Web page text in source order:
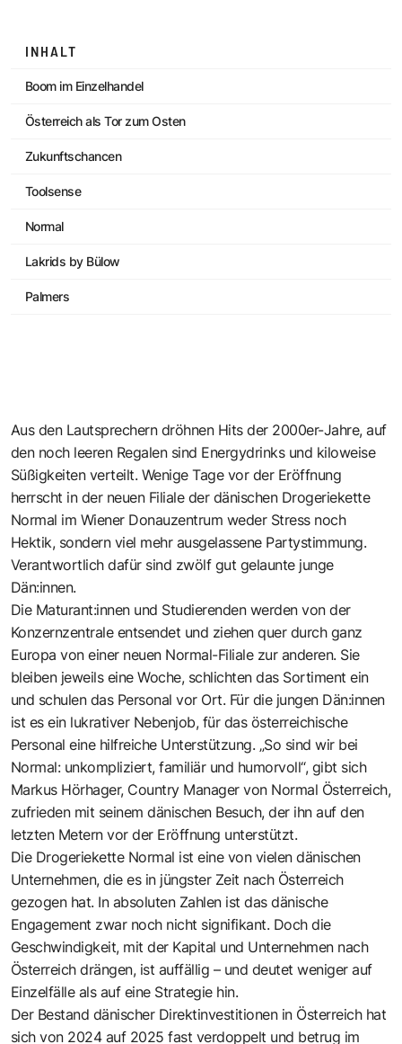
INHALT
Boom im Einzelhandel
Österreich als Tor zum Osten
Zukunftschancen
Toolsense
Normal
Lakrids by Bülow
Palmers
Aus den Lautsprechern dröhnen Hits der 2000er-Jahre, auf
den noch leeren Regalen sind Energydrinks und kiloweise
Süßigkeiten verteilt. Wenige Tage vor der Eröffnung
herrscht in der neuen Filiale der dänischen Drogeriekette
Normal im Wiener Donauzentrum weder Stress noch
Hektik, sondern viel mehr ausgelassene Partystimmung.
Verantwortlich dafür sind zwölf gut gelaunte junge
Dän:innen.
Die Maturant:innen und Studierenden werden von der
Konzernzentrale entsendet und ziehen quer durch ganz
Europa von einer neuen Normal-Filiale zur anderen. Sie
bleiben jeweils eine Woche, schlichten das Sortiment ein
und schulen das Personal vor Ort. Für die jungen Dän:innen
ist es ein lukrativer Nebenjob, für das österreichische
Personal eine hilfreiche Unterstützung. „So sind wir bei
Normal: unkompliziert, familiär und humorvoll“, gibt sich
Markus Hörhager, Country Manager von Normal Österreich,
zufrieden mit seinem dänischen Besuch, der ihn auf den
letzten Metern vor der Eröffnung unterstützt.
Die Drogeriekette Normal ist eine von vielen dänischen
Unternehmen, die es in jüngster Zeit nach Österreich
gezogen hat. In absoluten Zahlen ist das dänische
Engagement zwar noch nicht signifikant. Doch die
Geschwindigkeit, mit der Kapital und Unternehmen nach
Österreich drängen, ist auffällig – und deutet weniger auf
Einzelfälle als auf eine Strategie hin.
Der Bestand dänischer Direktinvestitionen in Österreich hat
sich von 2024 auf 2025 fast verdoppelt und betrug im